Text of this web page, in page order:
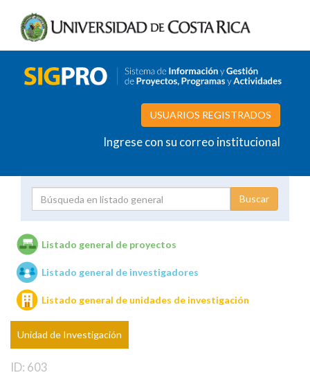
USUARIOS REGISTRADOS
Ingrese con su correo institucional
Unidades de investigación
Listado general de proyectos
Listado general de investigadores
Listado general de unidades de investigación
Unidad de Investigación
ID: 603